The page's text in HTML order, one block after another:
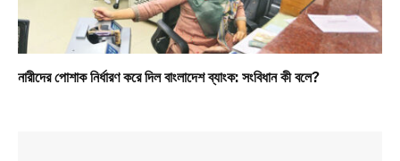
নারীদের পোশাক নির্ধারণ করে দিল বাংলাদেশ ব্যাংক: সংবিধান কী বলে?